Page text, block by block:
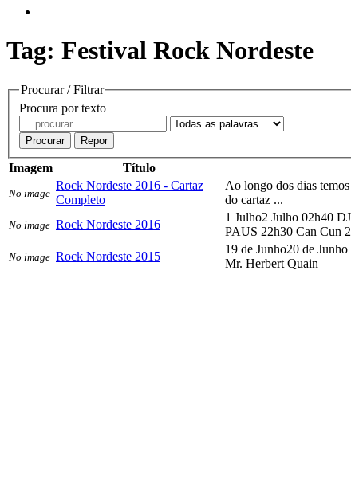
Tag: Festival Rock Nordeste
Procurar / Filtrar
Procura por texto
Procurar Repor
Imagem Título
No image
Rock Nordeste 2016 - Cartaz
Completo
Ao longo dos dias
do cartaz ...
No image Rock Nordeste 2016
1 Julho2 Julho 02h40
PAUS 22h30 Can Cun
No image Rock Nordeste 2015
19 de Junho20 de
Mr. Herbert Quain